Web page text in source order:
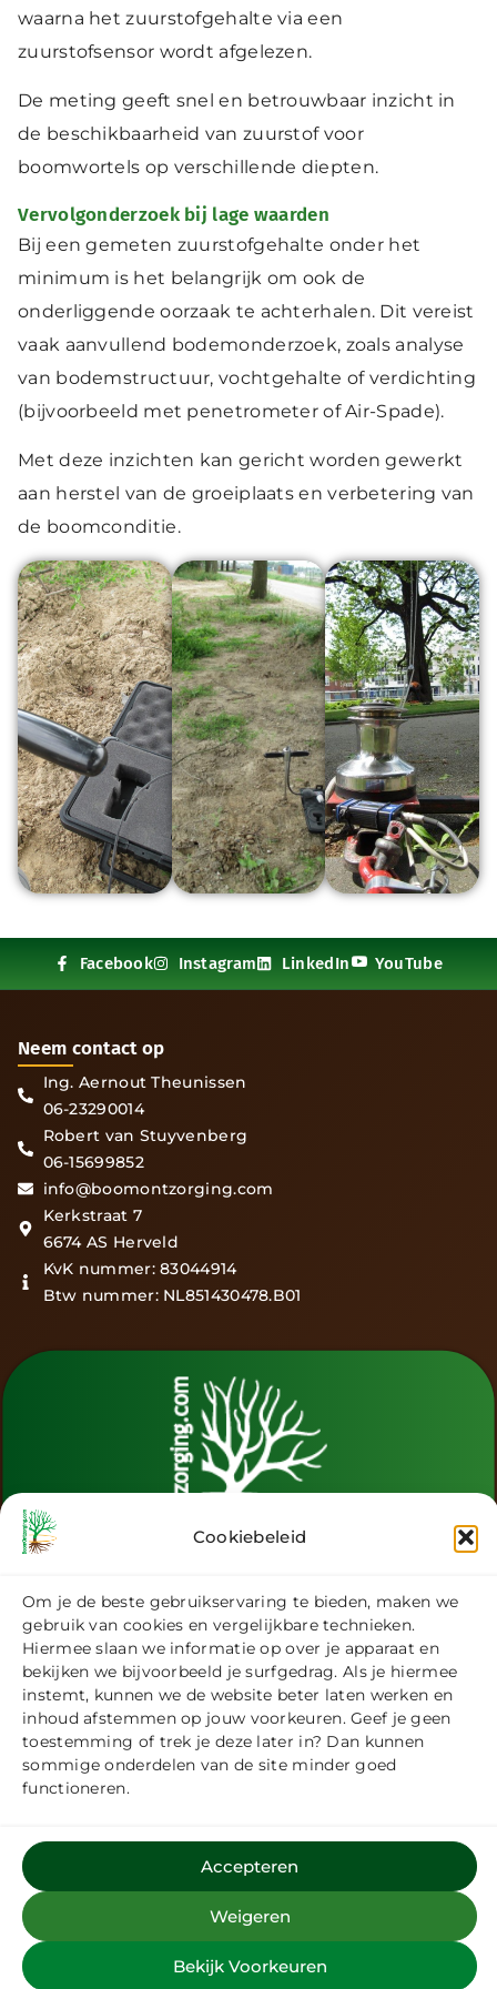
Cookiebeleid
Om je de beste gebruikservaring te bieden, maken we
gebruik van cookies en vergelijkbare technieken.
Hiermee slaan we informatie op over je apparaat en
bekijken we bijvoorbeeld je surfgedrag. Als je hiermee
instemt, kunnen we de website beter laten werken en
inhoud afstemmen op jouw voorkeuren. Geef je geen
toestemming of trek je deze later in? Dan kunnen
sommige onderdelen van de site minder goed
functioneren.
Accepteren
Weigeren
Bekijk Voorkeuren
waarna het zuurstofgehalte via een
zuurstofsensor wordt afgelezen.
De meting geeft snel en betrouwbaar inzicht in
de beschikbaarheid van zuurstof voor
boomwortels op verschillende diepten.
Vervolgonderzoek bij lage waarden
Bij een gemeten zuurstofgehalte onder het
minimum is het belangrijk om ook de
onderliggende oorzaak te achterhalen. Dit vereist
vaak aanvullend bodemonderzoek, zoals analyse
van bodemstructuur, vochtgehalte of verdichting
(bijvoorbeeld met penetrometer of Air-Spade).
Met deze inzichten kan gericht worden gewerkt
aan herstel van de groeiplaats en verbetering van
de boomconditie.
Facebook Instagram LinkedIn YouTube
Neem contact op
Ing. Aernout Theunissen
06-23290014
Robert van Stuyvenberg
06-15699852
info@boomontzorging.com
Kerkstraat 7
6674 AS Herveld
KvK nummer: 83044914
Btw nummer: NL851430478.B01
Uw specialisten op het gebied van
boomverzorging
Volg @boomontzorging op Instagram